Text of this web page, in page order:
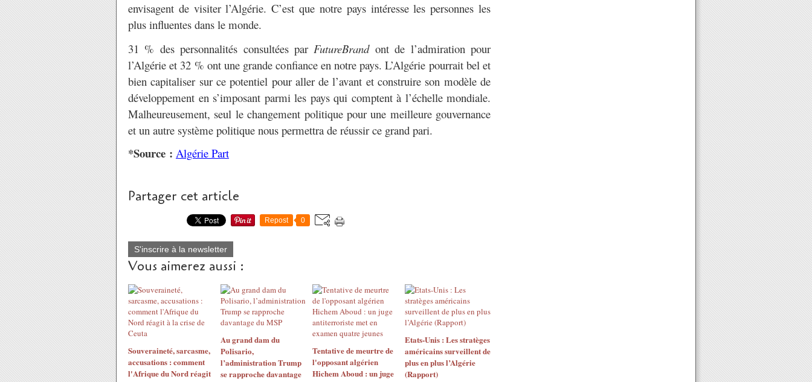
envisagent de visiter l’Algérie. C’est que notre pays intéresse les personnes les
plus influentes dans le monde.
31 % des personnalités consultées par FutureBrandont de l’admiration pour
l’Algérie et 32 % ont une grande confiance en notre pays. L’Algérie pourrait bel et
bien capitaliser sur ce potentiel pour aller de l’avant et construire son modèle de
développement en s’imposant parmi les pays qui comptent à l’échelle mondiale.
Malheureusement, seul le changement politique pour une meilleure gouvernance
et un autre système politique nous permettra de réussir ce grand pari.
*Source : Algérie Part
Partager cet article
Repost 0
S'inscrire à la newsletter
Vous aimerez aussi :
Souveraineté, sarcasme,
accusations : comment
l'Afrique du Nord réagit
Au grand dam du
Polisario,
l’administration Trump
se rapproche davantage
Tentative de meurtre de
l'opposant algérien
Hichem Aboud : un juge
Etats-Unis : Les stratèges
américains surveillent de
plus en plus l’Algérie
(Rapport)